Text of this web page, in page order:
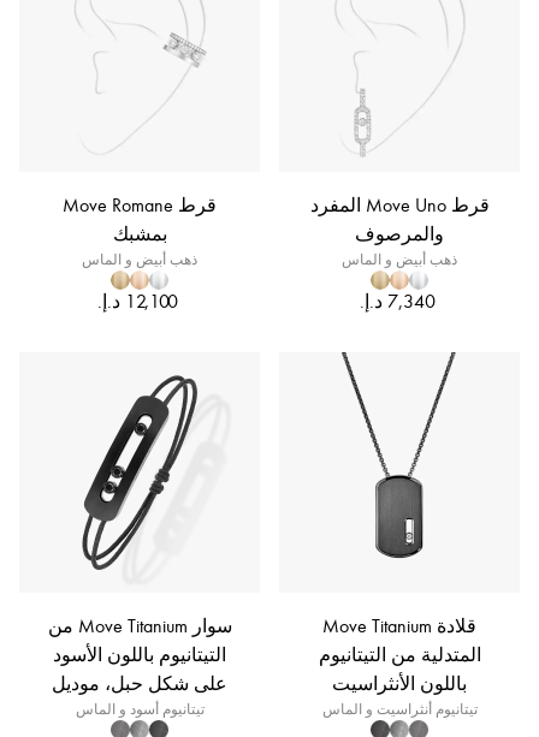
قرط Move Uno المفرد
والمرصوف
ذهب أبيض و الماس
‏7,340 د.إ.‏
قرط Move Romane
بمشبك
ذهب أبيض و الماس
‏12,100 د.إ.‏
قلادة Move Titanium
المتدلية من التيتانيوم
باللون الأنثراسيت
تيتانيوم أنثراسيت و الماس
سوار Move Titanium من
التيتانيوم باللون الأسود
على شكل حبل، موديل
الحجم الكبير
تيتانيوم أسود و الماس